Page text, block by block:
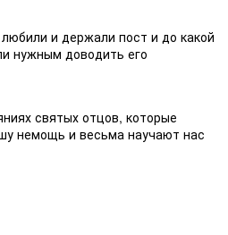
и держали пост и до какой
нужным доводить его
святых отцов, которые
немощь и весьма научают нас